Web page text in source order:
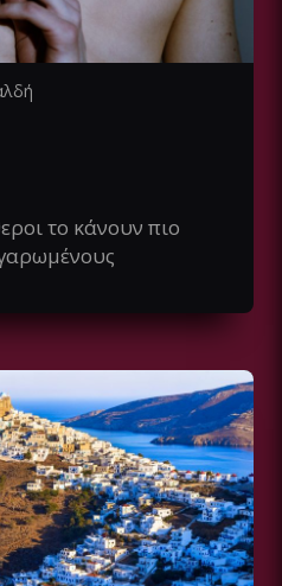
το κάνουν πιο